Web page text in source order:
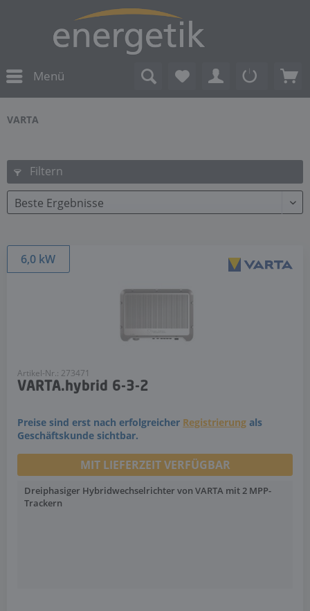
Menü
VARTA
Filtern
6,0 kW
Artikel-Nr.: 273471
VARTA.hybrid 6-3-2
Preise sind erst nach erfolgreicher Registrierung als
Geschäftskunde sichtbar.
MIT LIEFERZEIT VERFÜGBAR
Dreiphasiger Hybridwechselrichter von VARTA mit 2 MPP-
Trackern